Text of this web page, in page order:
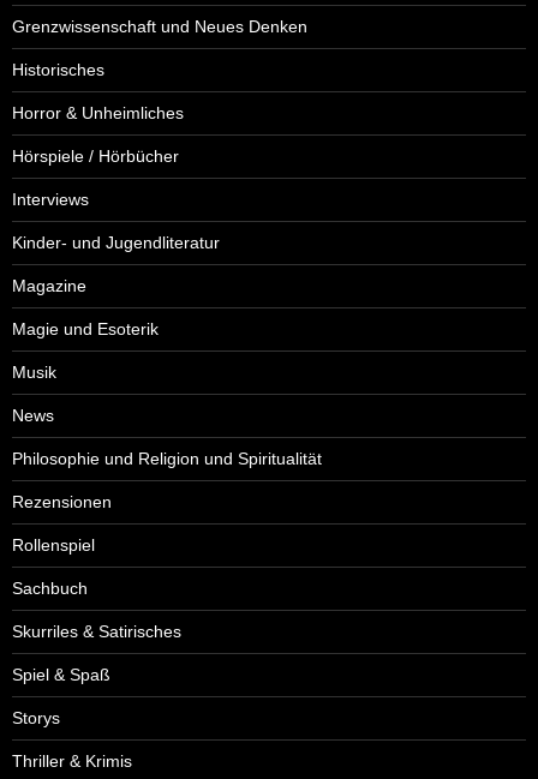
Grenzwissenschaft und Neues Denken
Historisches
Horror & Unheimliches
Hörspiele / Hörbücher
Interviews
Kinder- und Jugendliteratur
Magazine
Magie und Esoterik
Musik
News
Philosophie und Religion und Spiritualität
Rezensionen
Rollenspiel
Sachbuch
Skurriles & Satirisches
Spiel & Spaß
Storys
Thriller & Krimis